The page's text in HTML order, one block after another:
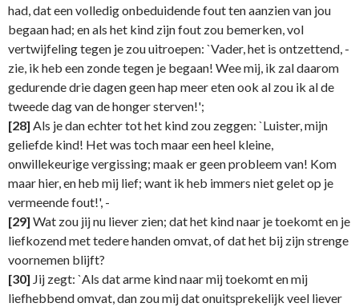
had, dat een volledig onbeduidende fout ten aanzien van jou
begaan had; en als het kind zijn fout zou bemerken, vol
vertwijfeling tegen je zou uitroepen: `Vader, het is ontzettend, -
zie, ik heb een zonde tegen je begaan! Wee mij, ik zal daarom
gedurende drie dagen geen hap meer eten ook al zou ik al de
tweede dag van de honger sterven!';
[28] Als je dan echter tot het kind zou zeggen: `Luister, mijn
geliefde kind! Het was toch maar een heel kleine,
onwillekeurige vergissing; maak er geen probleem van! Kom
maar hier, en heb mij lief; want ik heb immers niet gelet op je
vermeende fout!', -
[29] Wat zou jij nu liever zien; dat het kind naar je toekomt en je
liefkozend met tedere handen omvat, of dat het bij zijn strenge
voornemen blijft?
[30] Jij zegt: `Als dat arme kind naar mij toekomt en mij
liefhebbend omvat, dan zou mij dat onuitsprekelijk veel liever